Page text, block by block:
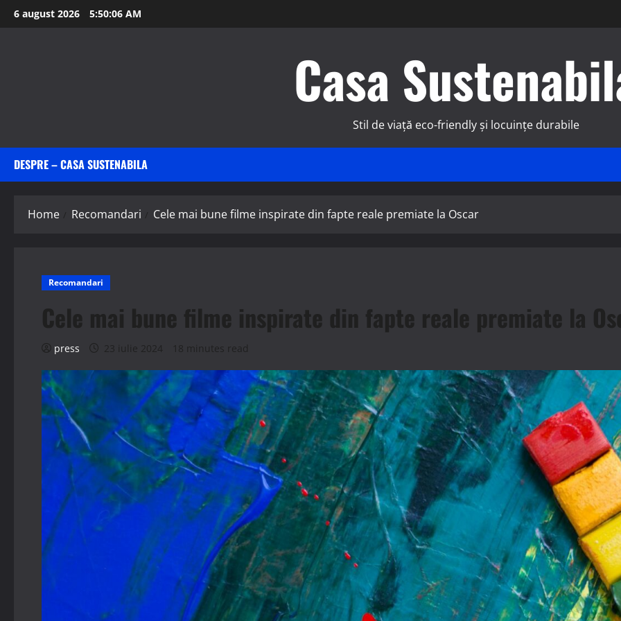
Skip
to
6 august 2026 5:50:08 AM
Casa
Stil de viață eco-friendly și locuințe durabile
DESPRE – CASA SUSTENABILA
Home Recomandari Cele mai bune filme inspirate din fapte reale premiate la Oscar
Recomandari
Cele mai bune filme inspirate din fapte reale premiate la
press 23 iulie 2024 18 minutes read